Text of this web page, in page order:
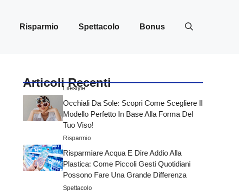
Risparmio Spettacolo Bonus
Articoli Recenti
Lifestyle
Occhiali Da Sole: Scopri Come Scegliere Il
Modello Perfetto In Base Alla Forma Del
Tuo Viso!
Risparmio
Risparmiare Acqua E Dire Addio Alla
Plastica: Come Piccoli Gesti Quotidiani
Possono Fare Una Grande Differenza
Spettacolo